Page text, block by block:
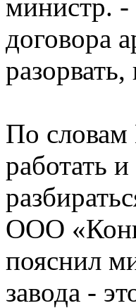
министр. -
договора
По словам
работать
ООО
пояснил
завода -